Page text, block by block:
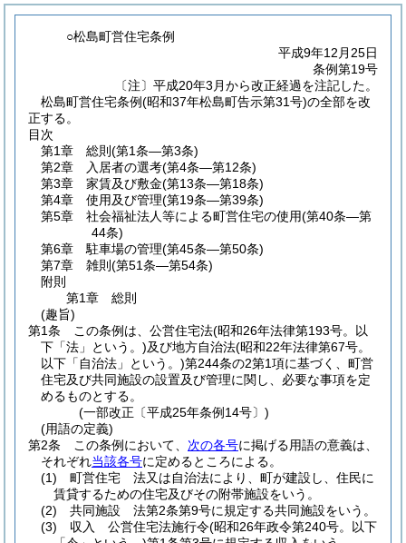
○松島町営住宅条例
平成9年12月25日
条例第19号
〔注〕平成20年3月から改正経過を注記した。
松島町営住宅条例(昭和37年松島町告示第31号)の全部を改
正する。
目次
第1章
総則 (第1条―第3条)
第2章
入居者の選考(第4条―第12条)
第3章
家賃及び敷金(第13条―第18条)
第4章
使用及び管理(第19条―第39条)
第5章
社会福祉法人等による町営住宅の使用(第40条―第
44条)
第6章
駐車場の管理(第45条―第50条)
第7章
雑則 (第51条―第54条)
附則
第1章
総則
(趣旨)
第1条
この条例は、公営住宅法(昭和26年法律第193号。以
下「法」という。)及び地方自治法(昭和22年法律第67号。
以下「自治法」という。)第244条の2第1項に基づく、町営
住宅及び共同施設の設置及び管理に関し、必要な事項を定
めるものとする。
(一部改正〔平成25年条例14号〕)
(用語の定義)
第2条
この条例において、 次の各号に掲げる用語の意義は、
それぞれ当該各号に定めるところによる。
(1)
町営住宅 法又は自治法により、町が建設し、住民に
賃貸するための住宅及びその附帯施設をいう。
(2)
共同施設 法第2条第9号に規定する共同施設をいう。
(3)
収入 公営住宅法施行令(昭和26年政令第240号。以下